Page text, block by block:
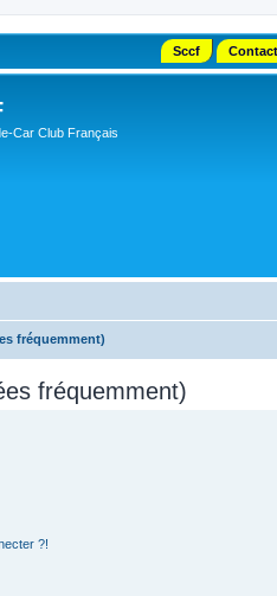
Sccf Contact
Car Club Français
fréquemment)
fréquemment)
?!